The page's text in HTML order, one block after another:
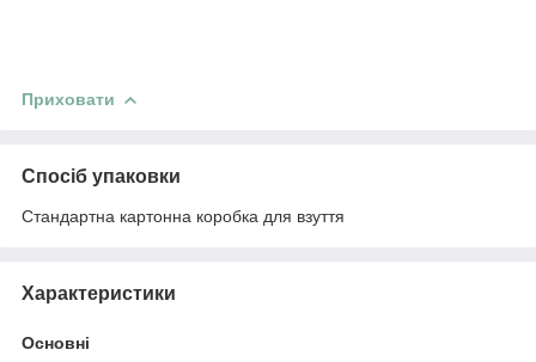
Приховати
Спосіб упаковки
Стандартна картонна коробка для взуття
Характеристики
Основні